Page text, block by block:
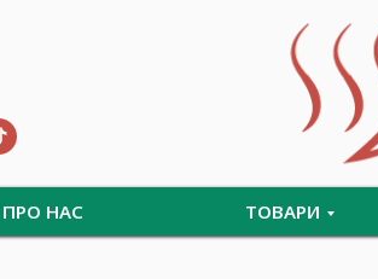
ПРО НАС ТОВАРИ